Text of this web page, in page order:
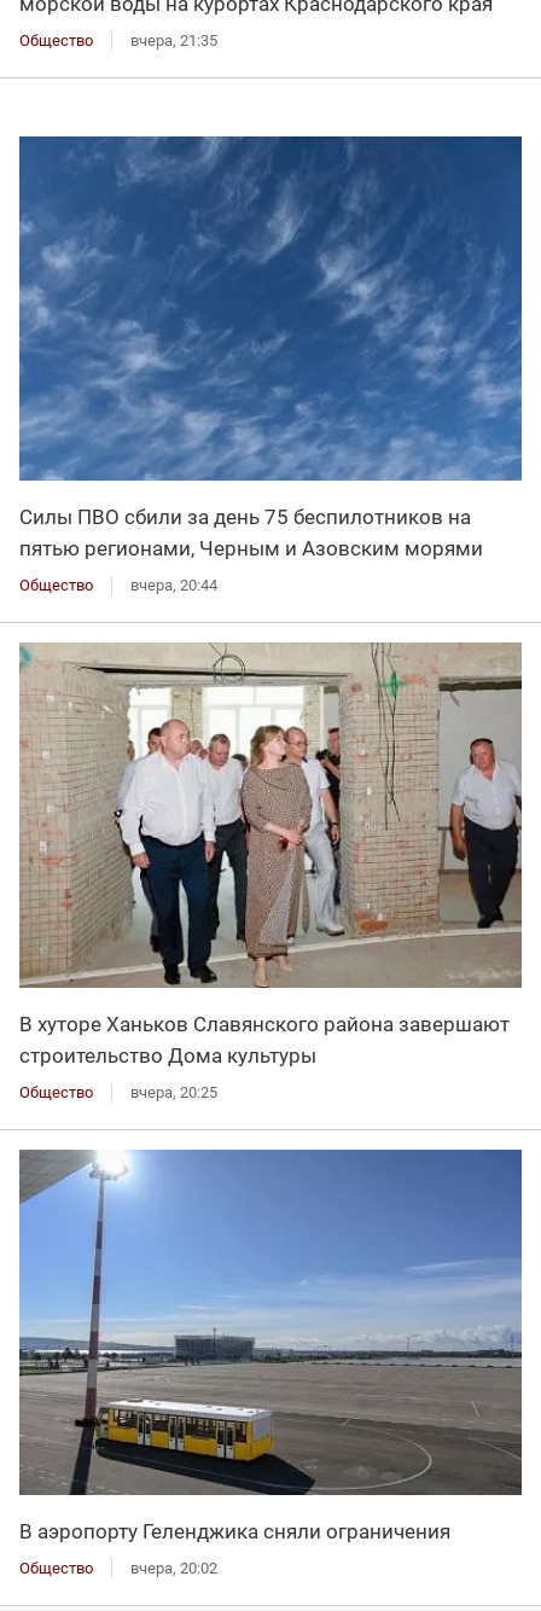
Общество вчера, 21:35
Силы ПВО сбили за день 75 беспилотников на
пятью регионами, Черным и Азовским морями
Общество вчера, 20:44
В хуторе Ханьков Славянского района завершают
строительство Дома культуры
Общество вчера, 20:25
В аэропорту Геленджика сняли ограничения
Общество вчера, 20:02